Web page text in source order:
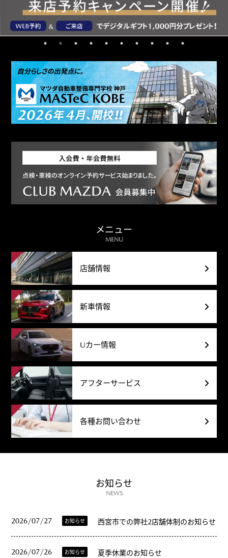
メニュー
MENU
店舗情報
新車情報
Uカー情報
アフターサービス
各種お問い合わせ
お知らせ
NEWS
2026/07/27 お知らせ 西宮市での弊社2店舗体制のお知らせ
2026/07/26 お知らせ 夏季休業のお知らせ